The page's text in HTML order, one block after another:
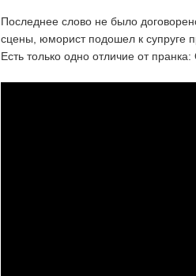
Последнее слово не было
сцены, юморист подошел к супруге
Есть только одно отличие от